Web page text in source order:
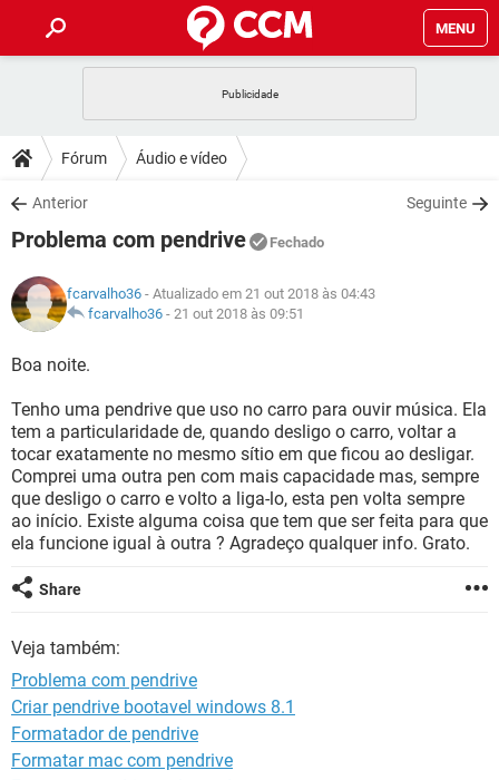
MENU
CELULAR
OUTLOOK
INSTAGRAM GMAIL
GUIA DE COMPRAS
DICAS
JOGOS
INSTAGRAM GMAIL
GUIA DE COMPRAS
DOWNLOADS
JOGOS WHATSAPP
CELULAR
OUTLOOK EXCEL
INSTAGRAM
JOGOS WHATSAPP
CELULAR
OUTLOOK
INSTAGRAM GMAIL
GUIA DE COMPRAS
GLOSSÁRIO
OUTLOOK EXCEL
INSTAGRAM GMAIL
GUIA DE COMPRAS
Fórum Áudio e vídeo
Anterior Seguinte
Problema com pendrive Fechado
fcarvalho36 - Atualizado em 21 out 2018 às 04:43
fcarvalho36 - 21 out 2018 às 09:51
Boa noite.
Tenho uma pendrive que uso no carro para ouvir música. Ela
tem a particularidade de, quando desligo o carro, voltar a
tocar exatamente no mesmo sítio em que ficou ao desligar.
Comprei uma outra pen com mais capacidade mas, sempre
que desligo o carro e volto a liga-lo, esta pen volta sempre
ao início. Existe alguma coisa que tem que ser feita para que
ela funcione igual à outra ? Agradeço qualquer info. Grato.
Share
Veja também:
Problema com pendrive
Criar pendrive bootavel windows 8.1
Formatador de pendrive
Formatar mac com pendrive